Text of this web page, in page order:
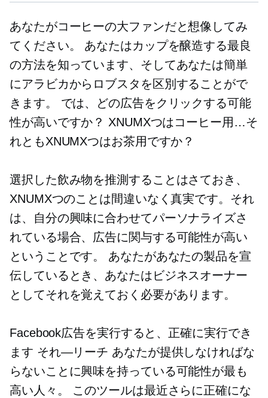
あなたがコーヒーの大ファンだと想像してみ
てください。 あなたはカップを醸造する最良
の方法を知っています、そしてあなたは簡単
にアラビカからロブスタを区別することがで
きます。 では、どの広告をクリックする可能
性が高いですか？ XNUMXつはコーヒー用…そ
れともXNUMXつはお茶用ですか？
選択した飲み物を推測することはさておき、
XNUMXつのことは間違いなく真実です。それ
は、自分の興味に合わせてパーソナライズさ
れている場合、広告に関与する可能性が高い
ということです。 あなたがあなたの製品を宣
伝しているとき、あなたはビジネスオーナー
としてそれを覚えておく必要があります。
Facebook広告を実行すると、正確に実行でき
ます それ—リーチ あなたが提供しなければな
らないことに興味を持っている可能性が最も
高い人々。 このツールは最近さらに正確にな